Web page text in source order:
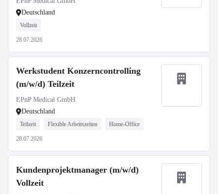
Deutschland
Vollzeit
28.07.2026
Werkstudent Konzerncontrolling
(m/w/d) Teilzeit
EPnP Medical GmbH
Deutschland
Teilzeit Flexible Arbeitszeiten Home-Office
28.07.2026
Kundenprojektmanager (m/w/d)
Vollzeit